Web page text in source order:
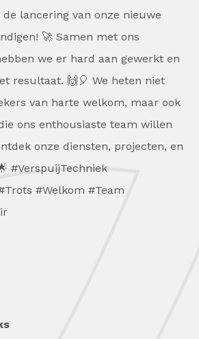
lancering van onze nieuwe
🚀 Samen met ons
we er hard aan gewerkt en
resultaat. 🙌🎈 We heten niet
van harte welkom, maar ook
ons enthousiaste team willen
onze diensten, projecten, en
#VerspuijTechniek
#Welkom #Team